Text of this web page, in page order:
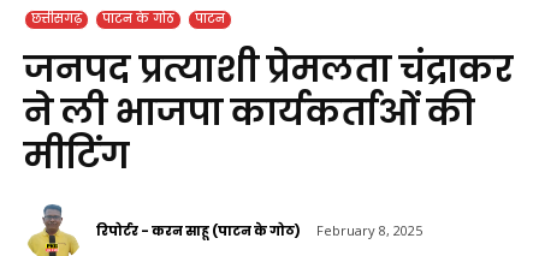
छत्तीसगढ़ पाटन के गोठ पाटन
जनपद प्रत्याशी प्रेमलता चंद्राकर
ने ली भाजपा कार्यकर्ताओं की
मीटिंग
रिपोर्टर - करन साहू (पाटन के गोठ) February 8, 2025